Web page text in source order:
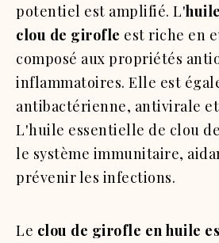
potentiel est amplifié. L'
clou de girofle est riche en
composé aux propriétés
inflammatoires. Elle est
antibactérienne, antivirale
L'huile essentielle de clou
le système immunitaire,
prévenir les infections.
Le clou de girofle en huile